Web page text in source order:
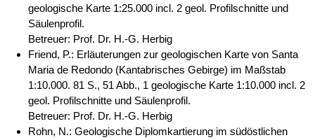
geologische Karte 1:25.000 incl. 2 geol. Profilschnitte und
Säulenprofil.
Betreuer: Prof. Dr. H.-G. Herbig
Friend, P.: Erläuterungen zur geologischen Karte von Santa
Maria de Redondo (Kantabrisches Gebirge) im Maßstab
1:10.000. 81 S., 51 Abb., 1 geologische Karte 1:10.000 incl. 2
geol. Profilschnitte und Säulenprofil.
Betreuer: Prof. Dr. H.-G. Herbig
Rohn, N.: Geologische Diplomkartierung im südöstlichen